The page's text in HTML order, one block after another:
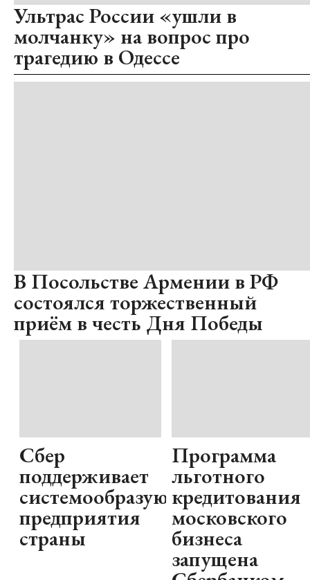
Ультрас России «ушли в
молчанку» на вопрос про
трагедию в Одессе
В Посольстве Армении в РФ
состоялся торжественный
приём в честь Дня Победы
Сбер
поддерживает
системообразующие
предприятия
страны
Программа
льготного
кредитования
московского
бизнеса
запущена